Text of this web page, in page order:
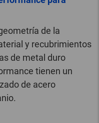
de la
y recubrimientos
de metal duro
tienen un
de acero